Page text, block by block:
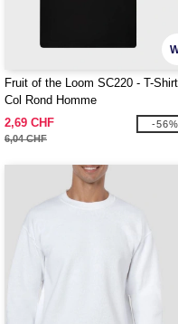
Fruit of the Loom SC220 - T-Shirt
Col Rond Homme
2,69 CHF
6,04 CHF
-56%